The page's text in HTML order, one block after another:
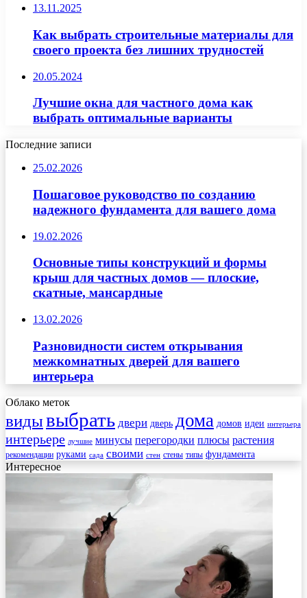
13.11.2025
Как выбрать строительные материалы для
своего проекта без лишних трудностей
20.05.2024
Лучшие окна для частного дома как
выбрать оптимальные варианты
Последние записи
25.02.2026
Пошаговое руководство по созданию
надежного фундамента для вашего дома
19.02.2026
Основные типы конструкций и формы
крыш для частных домов — плоские,
скатные, мансардные
13.02.2026
Разновидности систем открывания
межкомнатных дверей для вашего
интерьера
Облако меток
видывыбрать двери дверь дома домов идеи интерьера
интерьере лучшие минусы перегородки плюсы растения
рекомендации руками сада своими стен стены типы фундамента
Интересное